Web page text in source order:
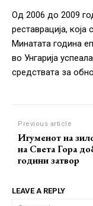
Од 2006 до 2009
реставрација,
Минатата година
во Унгарија
средствата за
Previous article
Игуменот на
на Света Гора
години затвор
LEAVE A REPLY